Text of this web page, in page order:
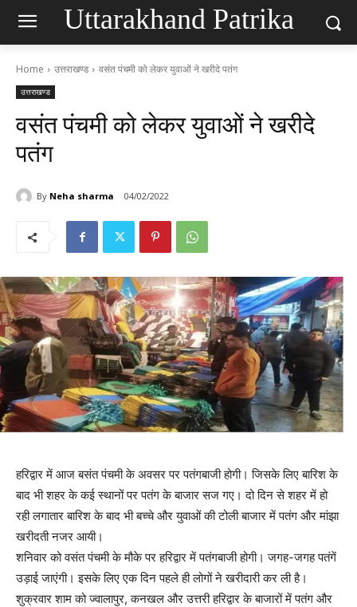
Uttarakhand Patrika
Home उत्तराखण्ड वसंत पंचमी को लेकर युवाओं ने खरीदे पतंग
उत्तराखण्ड
वसंत पंचमी को लेकर युवाओं ने खरीदे
पतंग
By Neha sharma 04/02/2022
हरिद्वार में आज बसंत पंचमी के अवसर पर पतंगबाजी होगी। जिसके लिए बारिश के
बाद भी शहर के कई स्थानों पर पतंग के बाजार सज गए। दो दिन से शहर में हो
रही लगातार बारिश के बाद भी बच्चे और युवाओं की टोली बाजार में पतंग और मांझा
खरीदती नजर आयी।
शनिवार को वसंत पंचमी के मौके पर हरिद्वार में पतंगबाजी होगी। जगह-जगह पतंगें
उड़ाई जाएंगी। इसके लिए एक दिन पहले ही लोगों ने खरीदारी कर ली है।
शुक्रवार शाम को ज्वालापुर, कनखल और उत्तरी हरिद्वार के बाजारों में पतंग और